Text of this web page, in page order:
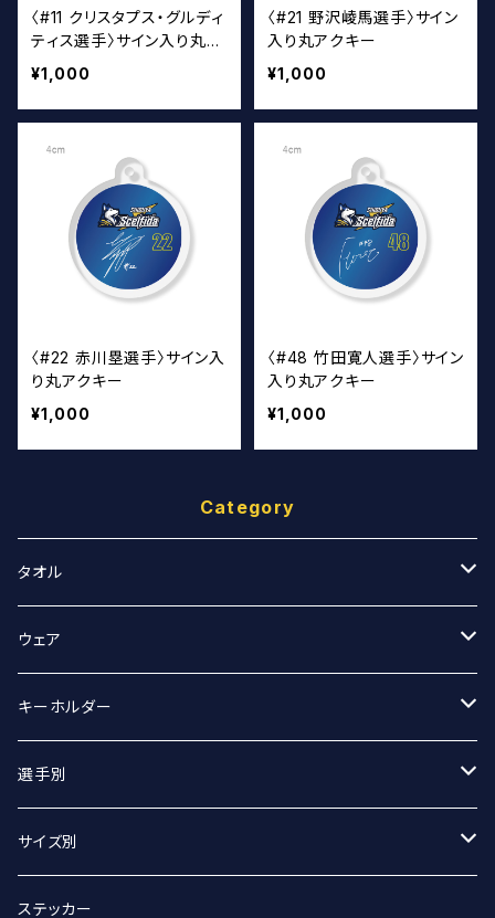
〈#11 クリスタプス・グルディ
ティス選手〉サイン入り丸ア
クキー
¥1,000
〈#21 野沢崚馬選手〉サイン
入り丸アクキー
¥1,000
〈#22 赤川塁選手〉サイン入
り丸アクキー
¥1,000
〈#48 竹田寛人選手〉サイン
入り丸アクキー
¥1,000
Category
タオル
スポーツタオル
マフラータオル
ウェア
Tシャツ
Tシャツ（オーバーサイズ）
ベースボールシャツ
選手別
キーホルダー
丸アクキー
ユニフォームアクキー
選手別
#2 宮坂侑選手
#9 ジグマルス・ライモ選手
サイズ別
Sサイズ
ステッカー